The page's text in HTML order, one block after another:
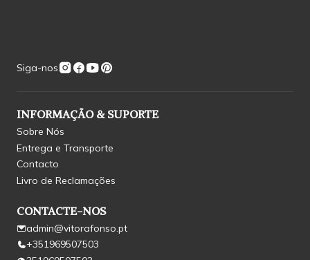
Siga-nos
INFORMAÇÃO & SUPORTE
Sobre Nós
Entrega e Transporte
Contacto
Livro de Reclamações
CONTACTE-NOS
admin@vitorafonso.pt
+351969507503